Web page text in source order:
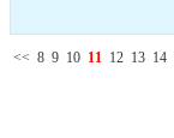
<< 8 9 10 11 12 13 14